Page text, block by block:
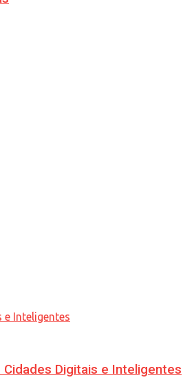
Digitais e Inteligentes